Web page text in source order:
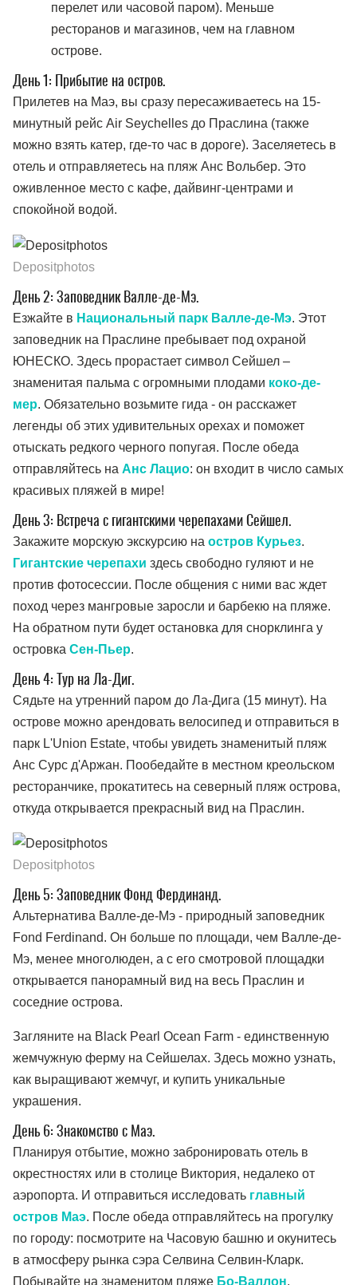
перелет или часовой паром). Меньше
ресторанов и магазинов, чем на главном
острове.
День 1: Прибытие на остров.
Прилетев на Маэ, вы сразу пересаживаетесь на 15-
минутный рейс Air Seychelles до Праслина (также
можно взять катер, где-то час в дороге). Заселяетесь в
отель и отправляетесь на пляж Анс Вольбер. Это
оживленное место с кафе, дайвинг-центрами и
спокойной водой.
Depositphotos
День 2: Заповедник Валле-де-Мэ.
Езжайте в Национальный парк Валле-де-Мэ. Этот
заповедник на Праслине пребывает под охраной
ЮНЕСКО. Здесь прорастает символ Сейшел –
знаменитая пальма с огромными плодами коко-де-
мер. Обязательно возьмите гида - он расскажет
легенды об этих удивительных орехах и поможет
отыскать редкого черного попугая. После обеда
отправляйтесь на Анс Лацио: он входит в число самых
красивых пляжей в мире!
День 3: Встреча с гигантскими черепахами Сейшел.
Закажите морскую экскурсию на остров Курьез.
Гигантские черепахи здесь свободно гуляют и не
против фотосессии. После общения с ними вас ждет
поход через мангровые заросли и барбекю на пляже.
На обратном пути будет остановка для снорклинга у
островка Сен-Пьер.
День 4: Тур на Ла-Диг.
Сядьте на утренний паром до Ла-Дига (15 минут). На
острове можно арендовать велосипед и отправиться в
парк L'Union Estate, чтобы увидеть знаменитый пляж
Анс Сурс д'Аржан. Пообедайте в местном креольском
ресторанчике, прокатитесь на северный пляж острова,
откуда открывается прекрасный вид на Праслин.
Depositphotos
День 5: Заповедник Фонд Фердинанд.
Альтернатива Валле-де-Мэ - природный заповедник
Fond Ferdinand. Он больше по площади, чем Валле-де-
Мэ, менее многолюден, а с его смотровой площадки
открывается панорамный вид на весь Праслин и
соседние острова.
Загляните на Black Pearl Ocean Farm - единственную
жемчужную ферму на Сейшелах. Здесь можно узнать,
как выращивают жемчуг, и купить уникальные
украшения.
День 6: Знакомство с Маэ.
Планируя отбытие, можно забронировать отель в
окрестностях или в столице Виктория, недалеко от
аэропорта. И отправиться исследовать главный
остров Маэ. После обеда отправляйтесь на прогулку
по городу: посмотрите на Часовую башню и окунитесь
в атмосферу рынка сэра Селвина Селвин-Кларк.
Побывайте на знаменитом пляже Бо-Валлон.